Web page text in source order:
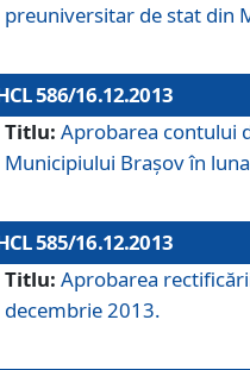
preuniversitar de stat din
586/16.12.2013
Titlu: Aprobarea contului
Municipiului Braşov în
585/16.12.2013
Titlu: Aprobarea
decembrie 2013.